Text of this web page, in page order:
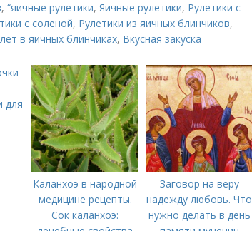
, “яичные рулетики, Яичные рулетики, Рулетики с
с соленой, Рулетики из яичных блинчиков,
в яичных блинчиках, Вкусная закуска
для
Каланхоэ в народной
медицине рецепты.
Сок каланхоэ:
Заговор на веру
надежду любовь. Что
нужно делать в день